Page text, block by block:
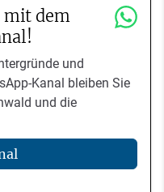
dem
und
Kanal bleiben Sie
und die